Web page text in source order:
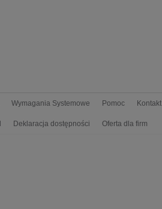
Wymagania Systemowe Pomoc Kontakt
Deklaracja dostępności Oferta dla firm